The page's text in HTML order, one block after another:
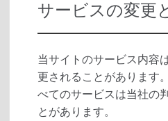
サービスの変更
当サイトのサービス内容
更されることがあります
べてのサービスは当社の
とがあります。